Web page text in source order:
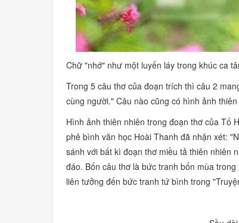
Chữ"nhớ" như một luyến láy trong khúc ca
Trong 5 câu thơ của đoạn trích thì câu 2
cùng người." Câu nào cũng có hình ảnh
Hình ảnh thiên nhiên trong đoạn thơ của Tố
phê bình văn học Hoài Thanh đã nhận xét:
sánh với bất kì đoạn thơ miều tả thiên nhiên
đáo. Bốn câu thơ là bức tranh bốn mùa
liên tưởng đến bức tranh tứ bình trong